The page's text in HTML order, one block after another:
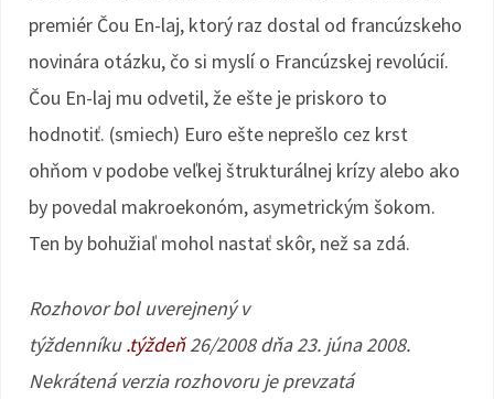
premiér Čou En-laj, ktorý raz dostal od francúzskeho
novinára otázku, čo si myslí o Francúzskej revolúcií.
Čou En-laj mu odvetil, že ešte je priskoro to
hodnotiť. (smiech) Euro ešte neprešlo cez krst
ohňom v podobe veľkej štrukturálnej krízy alebo ako
by povedal makroekonóm, asymetrickým šokom.
Ten by bohužiaľ mohol nastať skôr, než sa zdá.
Rozhovor bol uverejnený v
týždenníku.týždeň26/2008 dňa 23. júna 2008.
Nekrátená verzia rozhovoru je prevzatá